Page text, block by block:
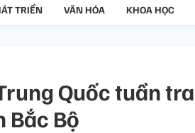
TRIỂN VĂN HÓA KHOA HỌC
Quốc tuần tra
Bắc Bộ